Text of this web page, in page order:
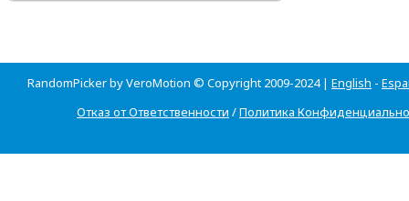
RandomPicker by VeroMotion © Copyright 2009-2024 | English -
Отказ от Ответственности /Политика